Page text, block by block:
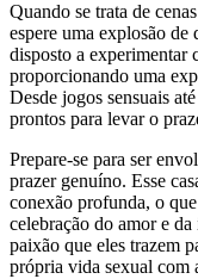
Quando se trata de
espere uma explosão de
disposto a experimentar
proporcionando uma
Desde jogos sensuais
prontos para levar o
Prepare-se para ser
prazer genuíno. Esse
conexão profunda, o
celebração do amor e
paixão que eles trazem
própria vida sexual com